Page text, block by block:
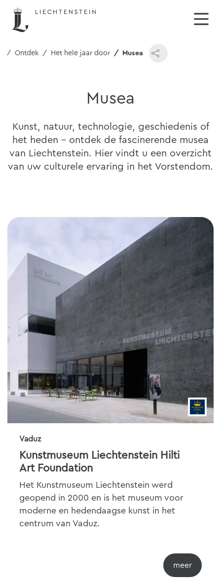
Ontdek Het hele jaar door Musea
Musea
Kunst, natuur, technologie, geschiedenis of
het heden - ontdek de fascinerende musea
van Liechtenstein. Hier vindt u een overzicht
van uw culturele ervaring in het Vorstendom.
Vaduz
Kunstmuseum Liechtenstein Hilti
Art Foundation
Het Kunstmuseum Liechtenstein werd
geopend in 2000 en is het museum voor
moderne en hedendaagse kunst in het
centrum van Vaduz.